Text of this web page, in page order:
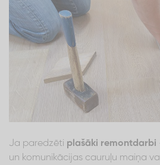
Ja paredzēti plašāki remontdarbi
un komunikācijas cauruļu maiņa